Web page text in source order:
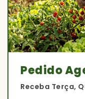
Pedido
Receba Terça,